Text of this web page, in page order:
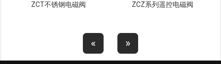
ZCT不锈钢电磁阀 ZCZ系列遥控电磁阀
« »